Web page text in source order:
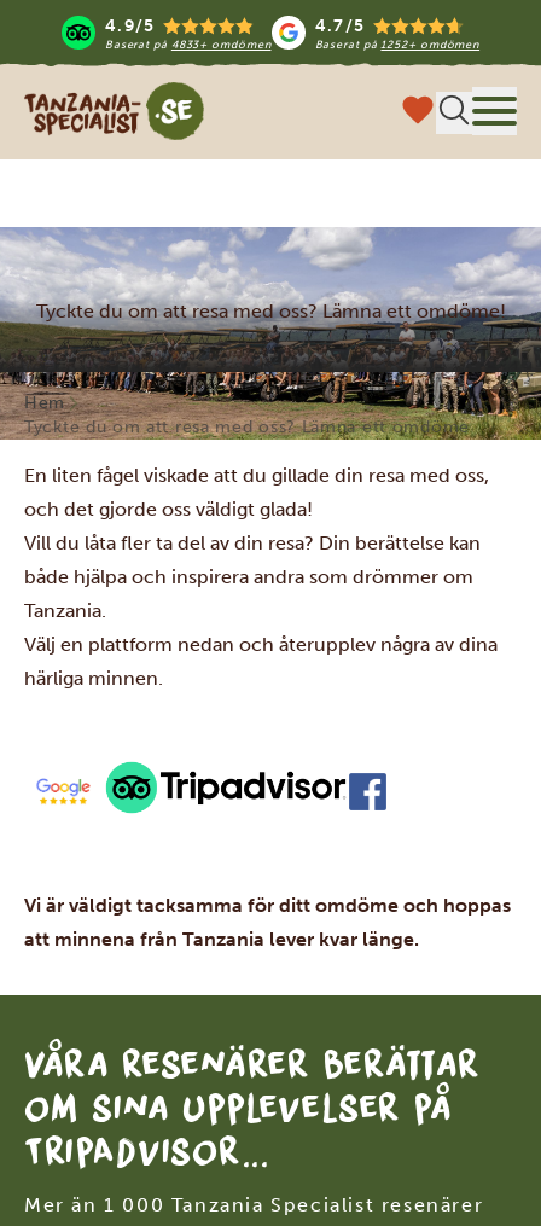
4.9/5
Baserat på 4833+ omdömen
4.7/5
Baserat på1252+ omdömen
Tanzania Specialist
Tyckte du om att resa med oss? Lämna ett omdöme!
Hem
Tyckte du om att resa med oss? Lämna ett omdöme
En liten fågel viskade att du gillade din resa med oss,
och det gjorde oss väldigt glada!
Vill du låta fler ta del av din resa? Din berättelse kan
både hjälpa och inspirera andra som drömmer om
Tanzania.
Välj en plattform nedan och återupplev några av dina
härliga minnen.
Vi är väldigt tacksamma för ditt omdöme och hoppas
att minnena från Tanzania lever kvar länge.
Våra resenärer berättar
om sina upplevelser på
TripAdvisor...
Mer än 1 000 Tanzania Specialist resenärer